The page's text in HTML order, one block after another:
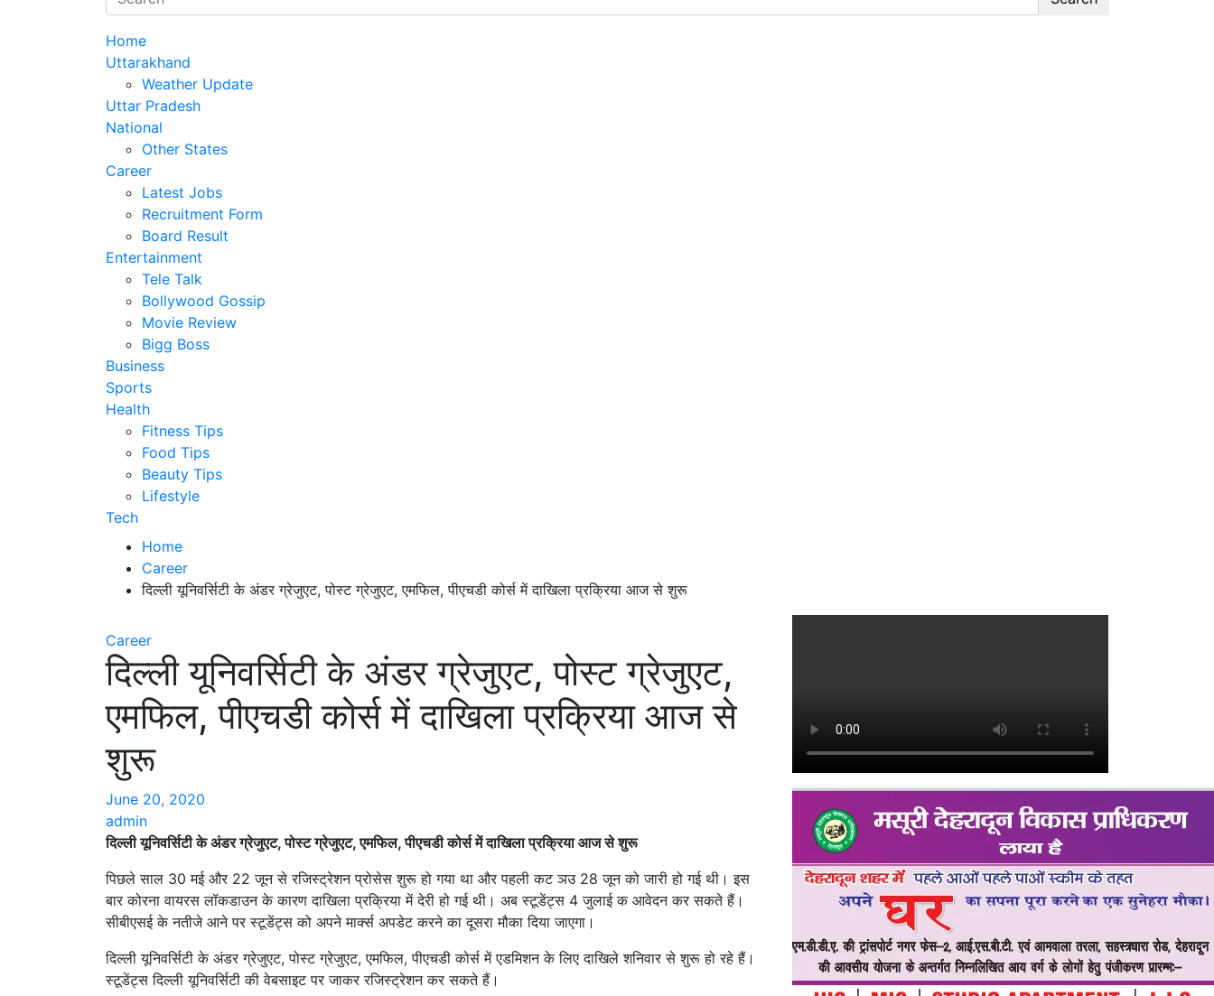
Home
Uttarakhand
Weather Update
Uttar Pradesh
National
Other States
Career
Latest Jobs
Recruitment Form
Board Result
Entertainment
Tele Talk
Bollywood Gossip
Movie Review
Bigg Boss
Business
Sports
Health
Fitness Tips
Food Tips
Beauty Tips
Lifestyle
Tech
Home
Career
दिल्ली यूनिवर्सिटी के अंडर ग्रेजुएट, पोस्ट ग्रेजुएट, एमफिल, पीएचडी कोर्स में दाखिला प्रक्रिया आज से शुरू
Career
दिल्ली यूनिवर्सिटी के अंडर ग्रेजुएट, पोस्ट ग्रेजुएट,
एमफिल, पीएचडी कोर्स में दाखिला प्रक्रिया आज से
शुरू
June 20, 2020
admin
दिल्ली यूनिवर्सिटी के अंडर ग्रेजुएट, पोस्ट ग्रेजुएट, एमफिल, पीएचडी कोर्स में दाखिला प्रक्रिया आज से शुरू
पिछले साल 30 मई और 22 जून से रजिस्ट्रेशन प्रोसेस शुरू हो गया था और पहली कट ञउ 28 जून को जारी हो गई थी। इस
बार कोरना वायरस लॉकडाउन के कारण दाखिला प्रक्रिया में देरी हो गई थी। अब स्टूडेंट्स 4 जुलाई क आवेदन कर सकते हैं।
सीबीएसई के नतीजे आने पर स्टूडेंट्स को अपने मार्क्स अपडेट करने का दूसरा मौका दिया जाएगा।
दिल्ली यूनिवर्सिटी के अंडर ग्रेजुएट, पोस्ट ग्रेजुएट, एमफिल, पीएचडी कोर्स में एडमिशन के लिए दाखिले शनिवार से शुरू हो रहे हैं।
स्टूडेंट्स दिल्ली यूनिवर्सिटी की वेबसाइट पर जाकर रजिस्ट्रेशन कर सकते हैं।